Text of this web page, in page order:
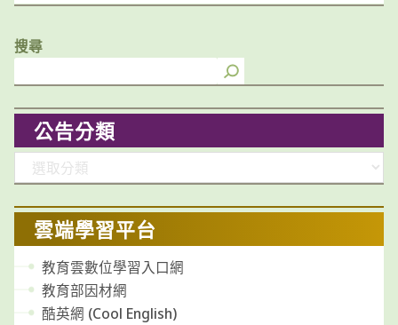
搜尋
公告分類
類
雲端學習平台
教育雲數位學習入口網
教育部因材網
酷英網 (Cool English)